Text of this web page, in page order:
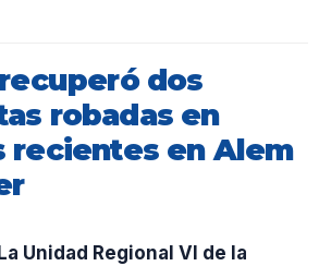
dos
robadas en
recientes en Alem
Unidad Regional VI de la